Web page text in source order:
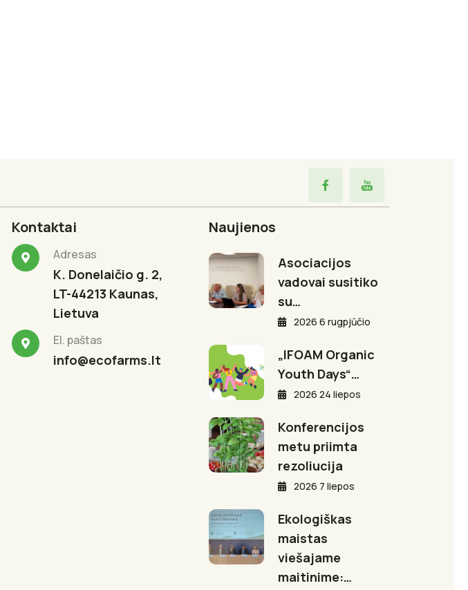
Kontaktai
Adresas
K. Donelaičio g. 2,
LT-44213 Kaunas,
Lietuva
El. paštas
info@ecofarms.lt
Naujienos
Asociacijos
vadovai susitiko
su…
2026 6 rugpjūčio
„IFOAM Organic
Youth Days“…
2026 24 liepos
Konferencijos
metu priimta
rezoliucija
2026 7 liepos
Ekologiškas
maistas
viešajame
maitinime:…